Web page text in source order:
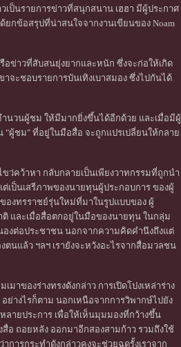
เป็นรายการข่าวที่สนุกสนาน เฮฮา มีผู้ประกาศ
ยกข้อสรุปที่น่าสนใจจากงานเขียนของ Noam
อข่าวที่สับสนยุ่งยากและหนัก ซึ่งจะก่อให้เกิด
จะชอบรายการบันเทิงเบาสมอง ซึ่งไปกันได้
ำนวนผู้ชม ให้มีมากยิ่งขึ้นได้อีกด้วย และเมื่อมีผู้
"ผู้ชม" ที่อยู่ในมือสื่อ จะถูกแปรเปลี่ยนให้กลาย
ว่คว้าหา กลับกลายเป็นเพียงวาทกรรมที่ถูกนำ
เป็นเสรีภาพของนายทุนผู้ประกอบการ ของผู้
องทรราชย์รุ่นใหม่ที่มาในรูปแบบของ ผู้
ติ และเมื่อสื่อตกอยู่ในมือของนายทุน ในกลุ่ม
งต่อประชาชน นอกจากความคิดคำนึงถึงแต่
นแล้ว ฯลฯ เรายังจะหวังอะไรจากสื่อมวลชน
าของร่างทรงดังกล่าว การเปิดโปงเหล่าร่าง
ย่างไรก็ตาม นอกเหนือจากการวิพากษ์ไปยัง
ลายประการ เพื่อให้เห็นมุมมองที่กว้างขึ้น
สื่อ ถอยหลัง ออกมาอีกสองสามก้าว รวมถึงใช้
การกระทำดังกล่าวคงจะช่วยฉุดรั้งเราจาก